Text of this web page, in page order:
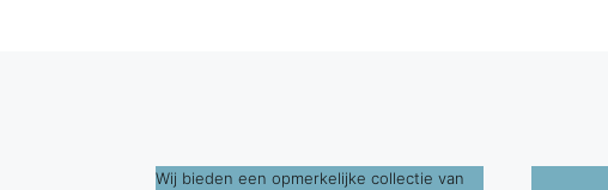
Wij bieden een opmerkelijke collectie van